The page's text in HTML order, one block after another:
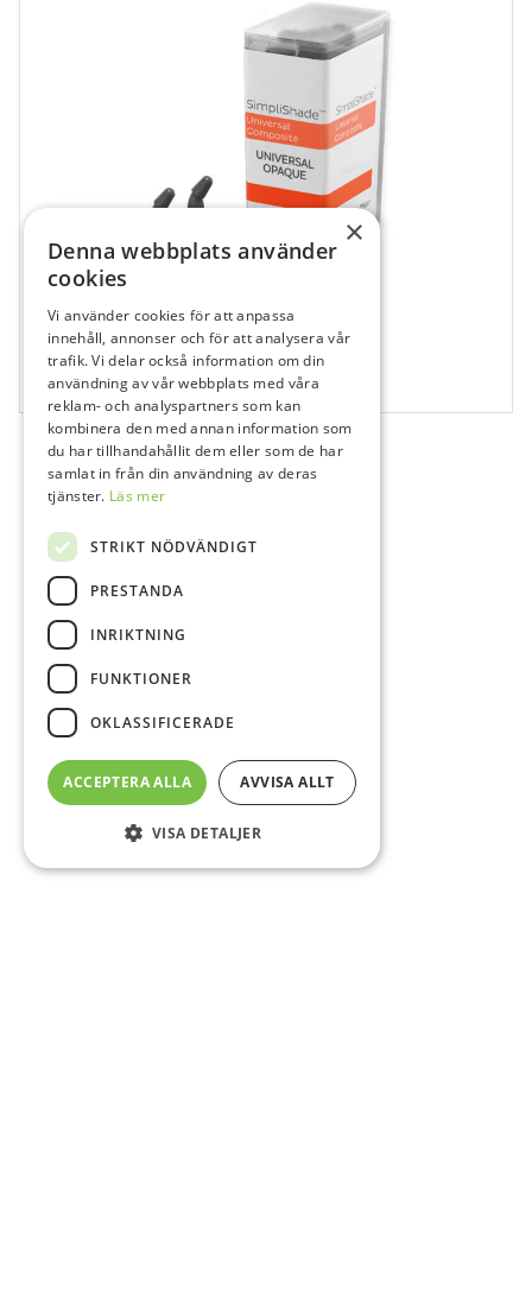
681900
SimpliShade Opaque Kapsel
10x0,25 g
×
Denna webbplats använder
cookies
Vi använder cookies för att anpassa
innehåll, annonser och för att analysera vår
trafik. Vi delar också information om din
användning av vår webbplats med våra
reklam- och analyspartners som kan
kombinera den med annan information som
du har tillhandahållit dem eller som de har
samlat in från din användning av deras
tjänster. Läs mer
STRIKT NÖDVÄNDIGT
PRESTANDA
INRIKTNING
FUNKTIONER
OKLASSIFICERADE
ACCEPTERA ALLA AVVISA ALLT
VISA DETALJER